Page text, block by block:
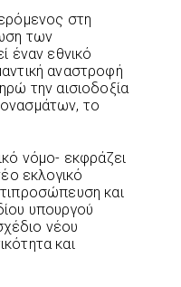
στη
των
έναν εθνικό
αναστροφή
την αισιοδοξία
το
νόμο- εκφράζει
εκλογικό
και
υπουργού
νέου
και